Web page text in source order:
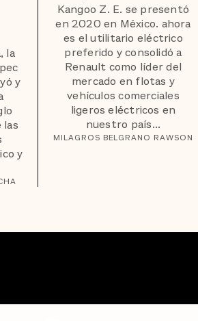
la
y
las
y
Kangoo Z. E. se presentó
en 2020 en México. ahora
es el utilitario eléctrico
preferido y consolidó a
Renault como líder del
mercado en flotas y
vehículos comerciales
ligeros eléctricos en
nuestro país...
MILAGROS BELGRANO RAWSON